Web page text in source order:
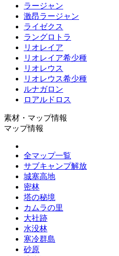
ラージャン
激昂ラージャン
ライゼクス
ラングロトラ
リオレイア
リオレイア希少種
リオレウス
リオレウス希少種
ルナガロン
ロアルドロス
素材・マップ情報
マップ情報
全マップ一覧
サブキャンプ解放
城塞高地
密林
塔の秘境
カムラの里
大社跡
水没林
寒冷群島
砂原